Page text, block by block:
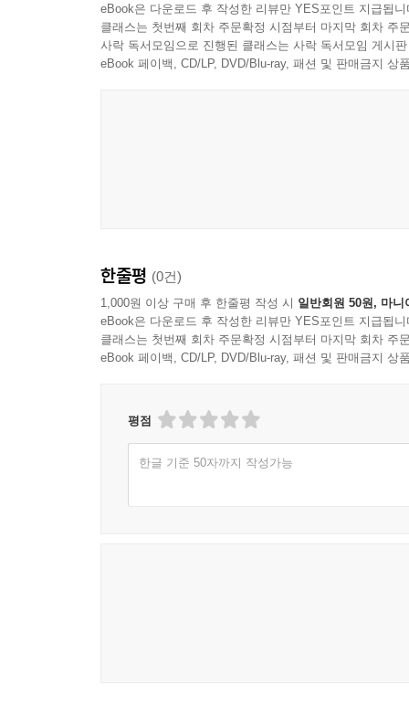
사람은 성인이 아닌 다음에야 완벽하지 않고, 양
안다. 하여 오늘 우리가 사는 사회가 불완전하
미래의 우리 사회는 지금보다 발전할 수 있다고 믿
eBook은 다운로드 후 작성한 리뷰만 YES포인트 지급됩니
클래스는 첫번째 회차 주문확정 시점부터 마지막 회차 주
사락 독서모임으로 진행된 클래스는 사락 독서모임 게시
eBook 페이백, CD/LP, DVD/Blu-ray, 패션 및 판매금지 상
한줄평 (0건)
1,000원 이상 구매 후 한줄평 작성 시 일반회원 50원, 마니
eBook은 다운로드 후 작성한 리뷰만 YES포인트 지급됩니
클래스는 첫번째 회차 주문확정 시점부터 마지막 회차 주
eBook 페이백, CD/LP, DVD/Blu-ray, 패션 및 판매금지 상
평점
한글 기준 50자까지 작성가능